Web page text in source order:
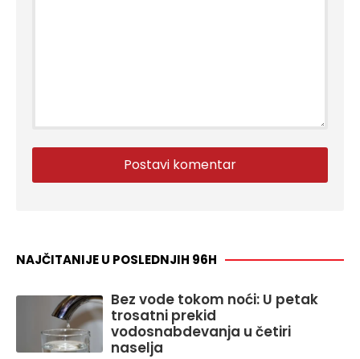
NAJČITANIJE U POSLEDNJIH 96H
Bez vode tokom noći: U petak
trosatni prekid
vodosnabdevanja u četiri
naselja